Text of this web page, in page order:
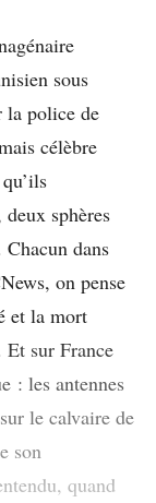
sous
la police de
célèbre
sphères
dans
on pense
et la mort
sur France
: les antennes
le calvaire de
son
quand